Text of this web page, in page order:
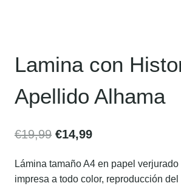
Lamina con
Apellido Alhama
€19,99 €14,99
Lámina tamaño A4 en papel verjurado
impresa a todo color, reproducción del